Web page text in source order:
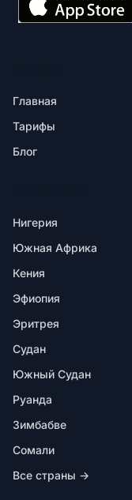
Главная
Тарифы
Блог
Нигерия
Южная Африка
Кения
Эфиопия
Эритрея
Судан
Южный Судан
Руанда
Зимбабве
Сомали
Все страны →